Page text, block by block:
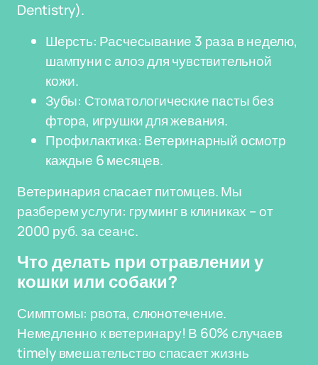
Dentistry).
Шерсть: Расчесывание 3 раза в неделю,
шампуни с алоэ для чувствительной
кожи.
Зубы: Стоматологические пасты без
фтора, игрушки для жевания.
Профилактика: Ветеринарный осмотр
каждые 6 месяцев.
Ветеринария спасает питомцев. Мы
разберем услуги: груминг в клиниках – от
2000 руб. за сеанс.
Что делать при отравлении у
кошки или собаки?
Симптомы: рвота, слюнотечение.
Немедленно к ветеринару! В 60% случаев
timely вмешательство спасает жизнь